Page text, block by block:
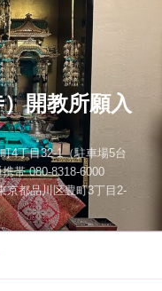
開教所願入
丁目32-1（駐車場5台
帯 080-8318-6000
都品川区豊町3丁目2-